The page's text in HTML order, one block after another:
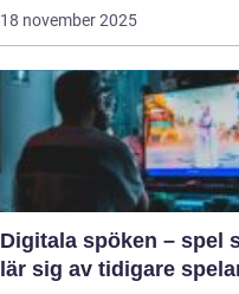
18 november 2025
Digitala spöken – spel
lär sig av tidigare